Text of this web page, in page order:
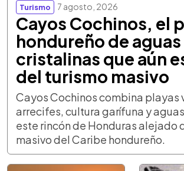
Turismo 7 agosto, 2026
Cayos Cochinos, el
hondureño de aguas
cristalinas que aún
del turismo masivo
Cayos Cochinos combina playas
arrecifes, cultura garífuna y
este rincón de Honduras alejado
masivo del Caribe hondureño.